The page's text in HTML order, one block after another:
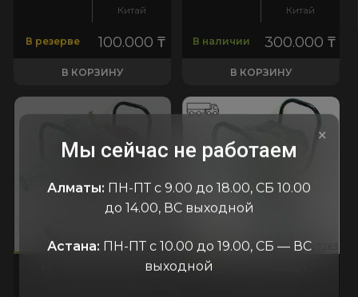
Китай
В резерве 100.000 ₸
В КОРЗИНУ
Китай
В наличии 300.000₸
В КОРЗИНУ
код:7258 код:7258
код:7263 код:7263
×
Мы сейчас не работаем
Алматы: ПН-ПТ с 9.00 до 18.00, СБ 10.00
до 14.00, ВС выходной
Астана: ПН-ПТ с 10.00 до 19.00, СБ — ВС
выходной